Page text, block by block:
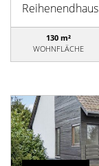
Reihenendhaus
130 m²
WOHNFLÄCHE